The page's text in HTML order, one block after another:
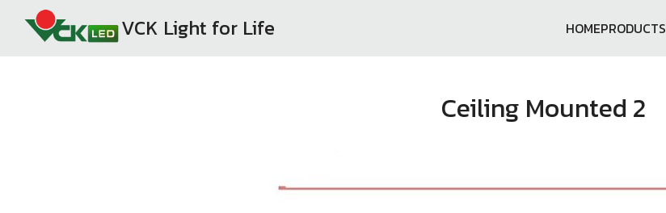
VCK Light for Life HOMEPRODUCTS
Ceiling Mounted 2